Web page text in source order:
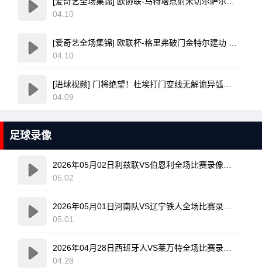
04.10
04.10
04.09
足球录像
05.02
05.01
04.28